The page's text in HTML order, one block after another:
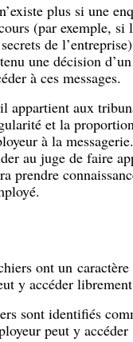
plus si une
(par exemple, si
de
une décision
à ces messages.
appartient aux
et la
à la
au juge de faire
prendre
ont un
y accéder
sont identifiés
peut y accéder